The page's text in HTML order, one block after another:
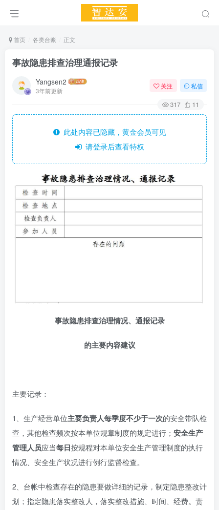
首页 各类台账 正文
事故隐患排查治理通报记录
Yangsen2
3年前更新
关注 私信
317 11
此处内容已隐藏，黄金会员可见
请登录后查看特权
事故隐患排查治理情况、通报记录
的主要内容建议
主要记录：
1、生产经营单位主要负责人每季度不少于一次的安全带队检
查，其他检查频次按本单位规章制度的规定进行； 安全生产
管理人员应当每日按规程对本单位安全生产管理制度的执行
情况、安全生产状况进行例行监督检查。
2、台帐中检查存在的隐患要做详细的记录，制定隐患整改计
划；指定隐患落实整改人，落实整改措施、时间、经费。责